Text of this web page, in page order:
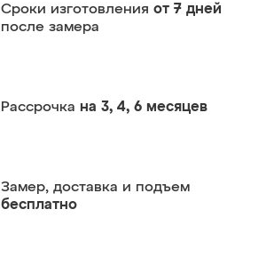
Сроки изготовления от 7 дней
после замера
Рассрочка на 3, 4, 6 месяцев
Замер, доставка и подъем
бесплатно